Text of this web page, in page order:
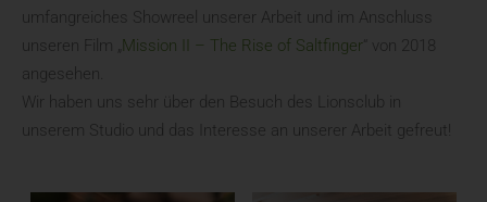
umfangreiches Showreel unserer Arbeit und im Anschluss
unseren Film „ Mission II – The Rise of Saltfinger “ von 2018
angesehen.
Wir haben uns sehr über den Besuch des Lionsclub in
unserem Studio und das Interesse an unserer Arbeit gefreut!